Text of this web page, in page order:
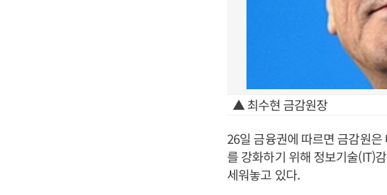
▲ 최수현 금감원장
26일 금융권에 따르면 금감원
를 강화하기 위해 정보기술(IT)
세워놓고 있다.